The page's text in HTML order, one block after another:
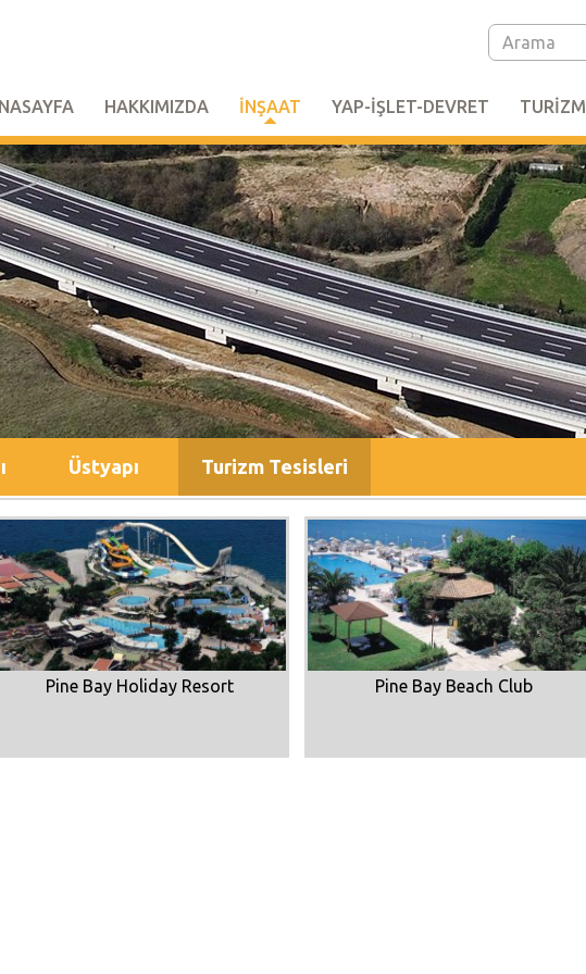
HAKKIMIZDA İNŞAAT YAP-İŞLET-DEVRET TURİZM
Üstyapı Turizm Tesisleri
Pine Bay Holiday Resort Pine Bay Beach Club